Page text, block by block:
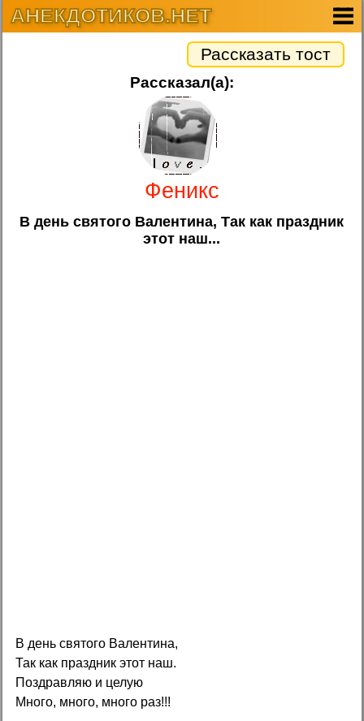
АНЕКДОТИКОВ.НЕТ
Рассказать тост
Рассказал(а):
Феникс
В день святого Валентина, Так как праздник
этот наш...
В день святого Валентина,
Так как праздник этот наш.
Поздравляю и целую
Много, много, много раз!!!